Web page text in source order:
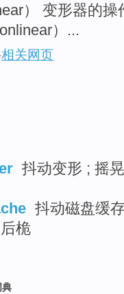
） 变形器的
）...
相关网页
抖动变形 ; 摇
抖动磁盘缓
桅
典